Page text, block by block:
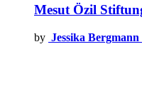
Mesut Özil
by Jessika Bergmann